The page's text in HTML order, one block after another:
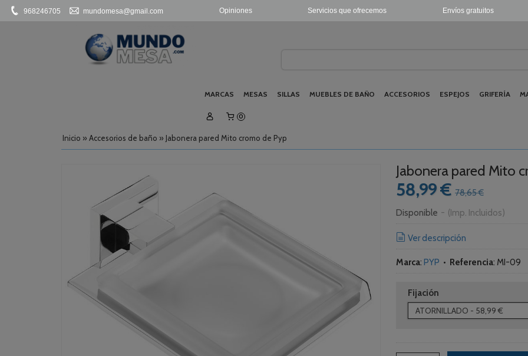
Envíos gratuitos
Servicios que ofrecemos
Opiniones
968246705 mundomesa@gmail.com
MARCAS MESAS SILLAS MUEBLES DE BAÑO ACCESORIOS ESPEJOS GRIFERÍA
0
Inicio » Accesorios de baño » Jabonera pared Mito cromo de Pyp
Jabonera pared Mito
58,99 € 78,65 €
Disponible - (Imp. Incluidos)
Ver descripción
Marca: PYP • Referencia: MI-09
Fijación